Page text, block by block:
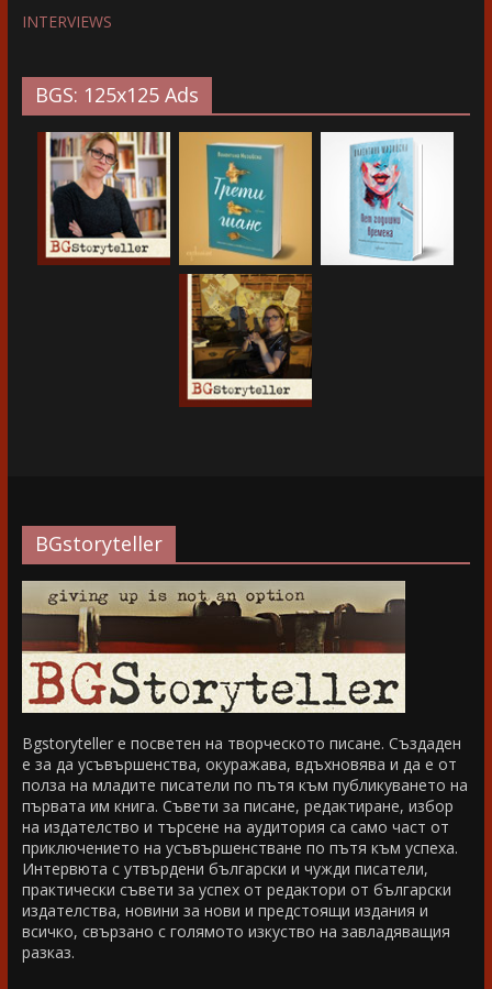
INTERVIEWS
BGS: 125x125 Ads
BGstoryteller
Bgstoryteller е посветен на творческото писане. Създаден
е за да усъвършенства, окуражава, вдъхновява и да е от
полза на младите писатели по пътя към публикуването на
първата им книга. Съвети за писане, редактиране, избор
на издателство и търсене на аудитория са само част от
приключението на усъвършенстване по пътя към успеха.
Интервюта с утвърдени български и чужди писатели,
практически съвети за успех от редактори от български
издателства, новини за нови и предстоящи издания и
всичко, свързано с голямото изкуство на завладяващия
разказ.